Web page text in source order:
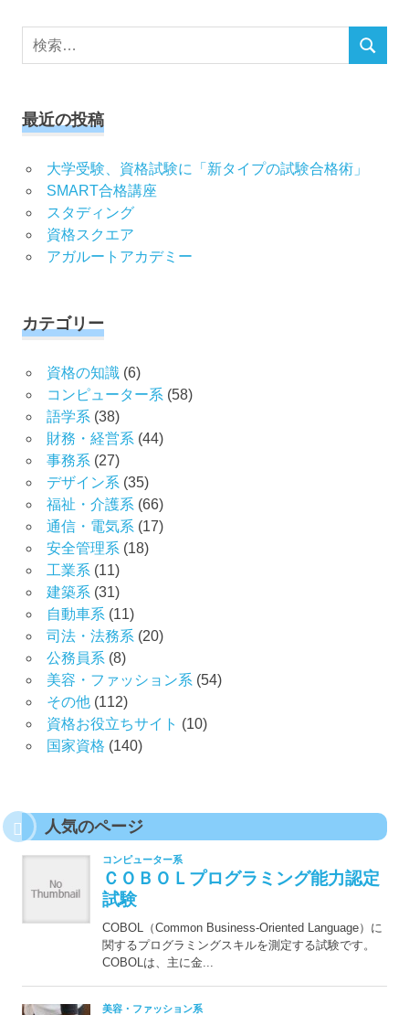
検
検
最近の投稿
大学受験、資格試験に「新タイプの試験合格術」
SMART合格講座
スタディング
資格スクエア
アガルートアカデミー
カテゴリー
資格の知識(6)
コンピューター系 (58)
語学系 (38)
財務・経営系 (44)
事務系 (27)
デザイン系 (35)
福祉・介護系 (66)
通信・電気系 (17)
安全管理系 (18)
工業系 (11)
建築系 (31)
自動車系 (11)
司法・法務系 (20)
公務員系 (8)
美容・ファッション系 (54)
その他(112)
資格お役立ちサイト (10)
国家資格 (140)
人気のページ